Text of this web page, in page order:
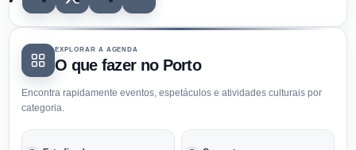
EXPLORAR A AGENDA
O que fazer no Porto
Encontra rapidamente eventos, espetáculos e atividades culturais por
categoria.